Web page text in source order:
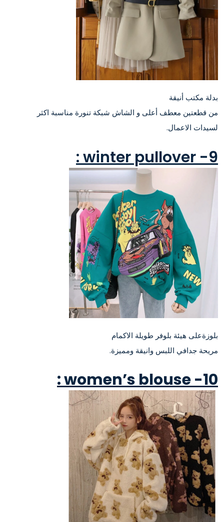
بدلة مكتب أنيقة
من قطعتين معطف أعلى و الشاش شبكة تنورة مناسبة اكثر
لسيدات الاعمال.
9- winter pullover :
بلوزةعلى هيئة بلوفر طويلة الاكمام
مريحة جدافي اللبس وانيقة ومميزة.
10- women’s blouse :